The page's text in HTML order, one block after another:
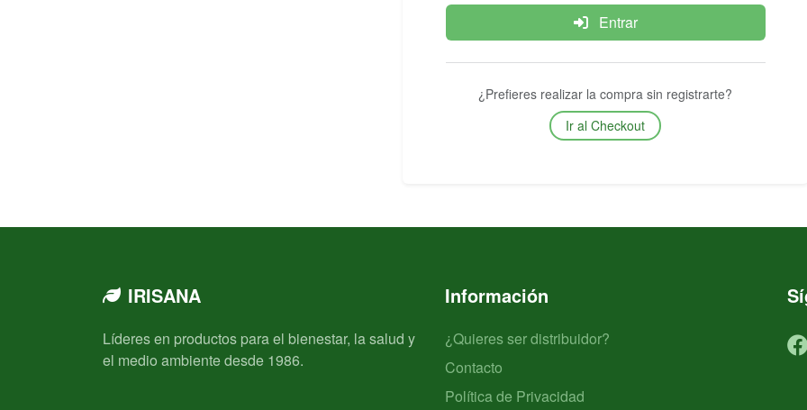
Entrar
¿Prefieres realizar la compra sin registrarte?
Ir al Checkout
IRISANA
Líderes en productos para el bienestar, la salud y
el medio ambiente desde 1986.
Información
¿Quieres ser distribuidor?
Contacto
Política de Privacidad